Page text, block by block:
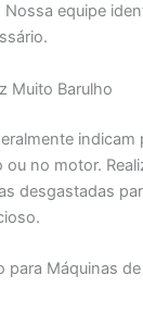
equipe
Muito Barulho
indicam
no motor.
desgastadas
para Máquinas de